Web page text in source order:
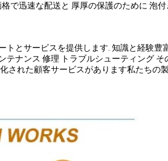
迅速な配送と 厚厚の保護のために 泡
とサービスを提供します. 知識と経験
ナンス 修理 トラブルシューティング そ
された顧客サービスがあります私たち